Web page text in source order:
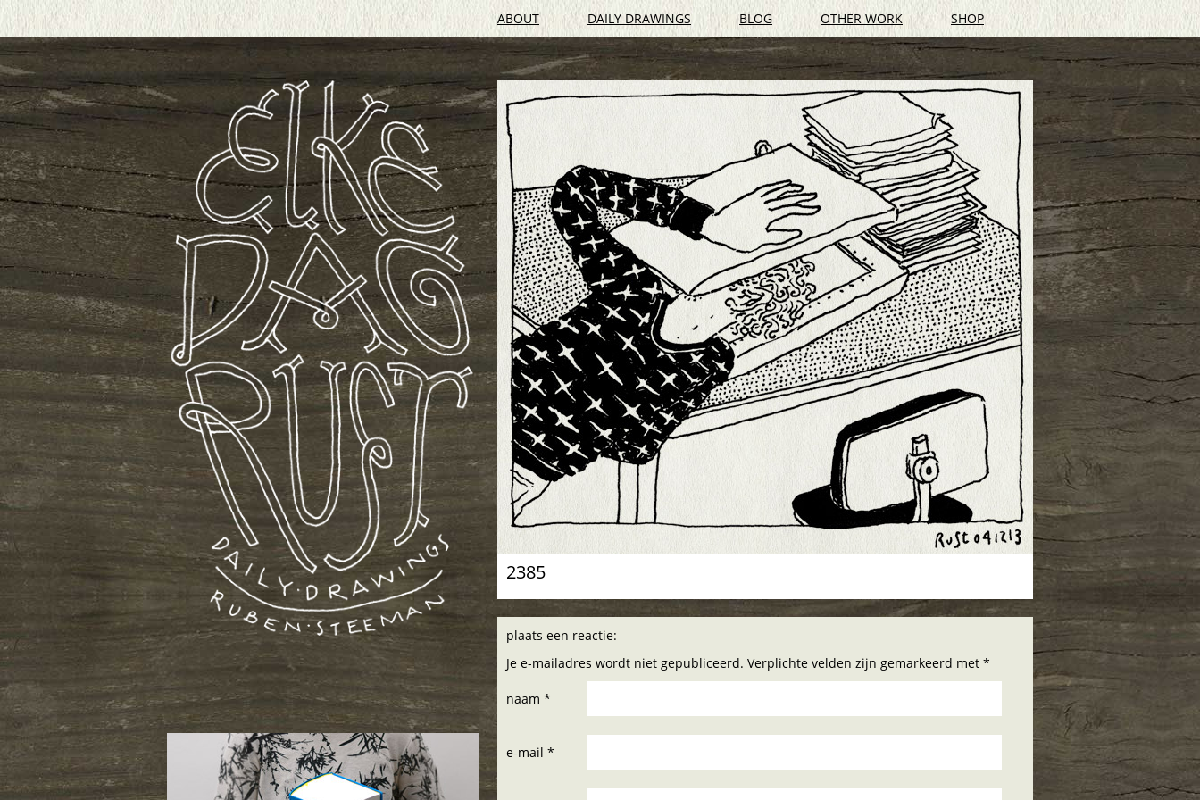
ABOUT DAILY DRAWINGS BLOG OTHER WORK SHOP
2385
plaats een reactie:
Je e-mailadres wordt niet gepubliceerd. Verplichte velden zijn gemarkeerd met *
naam *
e-mail *